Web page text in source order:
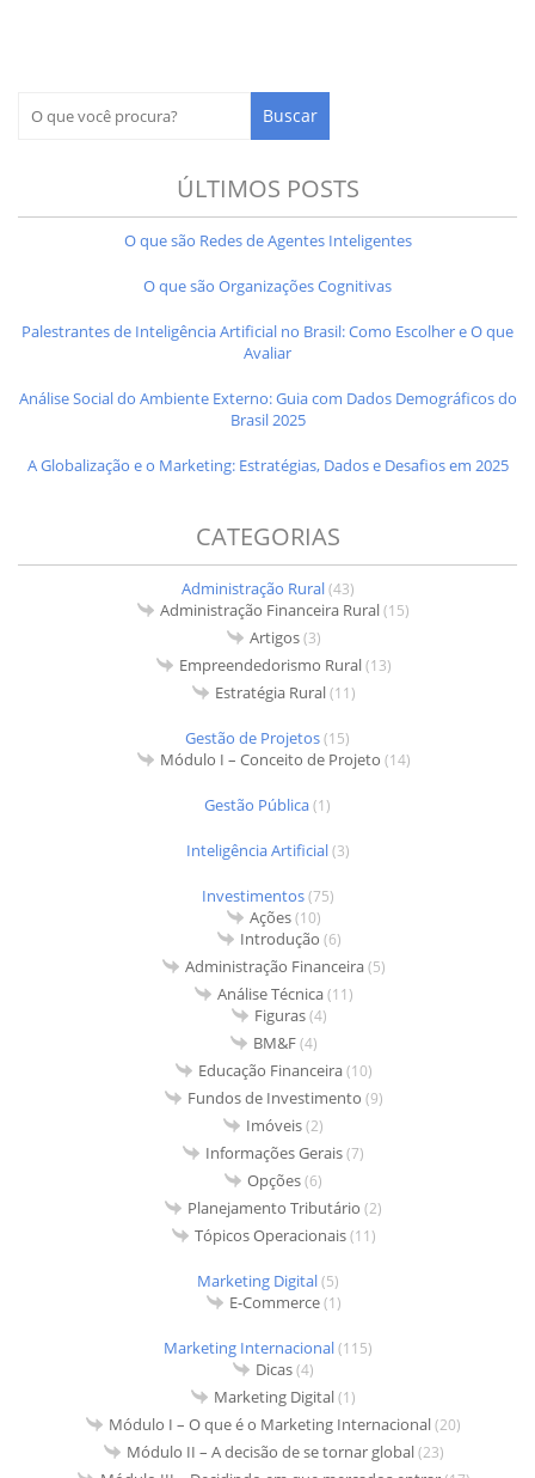
ÚLTIMOS POSTS
O que são Redes de Agentes Inteligentes
O que são Organizações Cognitivas
Palestrantes de Inteligência Artificial no Brasil: Como Escolher e O que
Avaliar
Análise Social do Ambiente Externo: Guia com Dados Demográficos do
Brasil 2025
A Globalização e o Marketing: Estratégias, Dados e Desafios em 2025
CATEGORIAS
Administração Rural(43)
Administração Financeira Rural(15)
Artigos(3)
Empreendedorismo Rural(13)
Estratégia Rural(11)
Gestão de Projetos(15)
Módulo I – Conceito de Projeto (14)
Gestão Pública(1)
Inteligência Artificial(3)
Investimentos(75)
Ações(10)
Introdução (6)
Administração Financeira(5)
Análise Técnica(11)
Figuras(4)
BM&F(4)
Educação Financeira(10)
Fundos de Investimento (9)
Imóveis(2)
Informações Gerais(7)
Opções(6)
Planejamento Tributário (2)
Tópicos Operacionais(11)
Marketing Digital(5)
E-Commerce(1)
Marketing Internacional(115)
Dicas(4)
Marketing Digital(1)
Módulo I – O que é o Marketing Internacional(20)
Módulo II – A decisão de se tornar global(23)